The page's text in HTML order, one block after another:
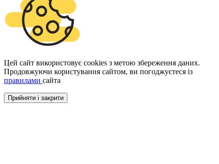
Цей сайт використовує cookies з метою збереження даних.
Продовжуючи користування сайтом, ви погоджуєтеся із
правилами сайта
Прийняти і закрити